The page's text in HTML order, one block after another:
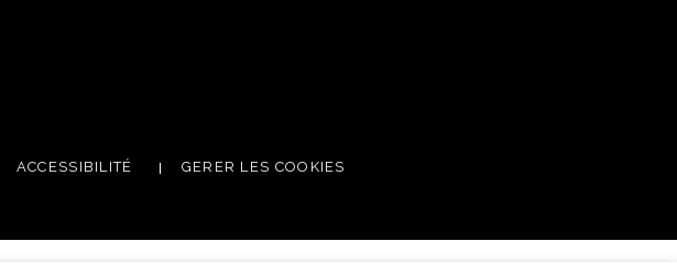
compte Facebook
vers la chaîne Youtube
ACCESSIBILITÉ GERER LES COOKIES